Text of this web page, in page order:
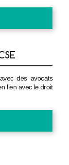
des avocats
lien avec le droit